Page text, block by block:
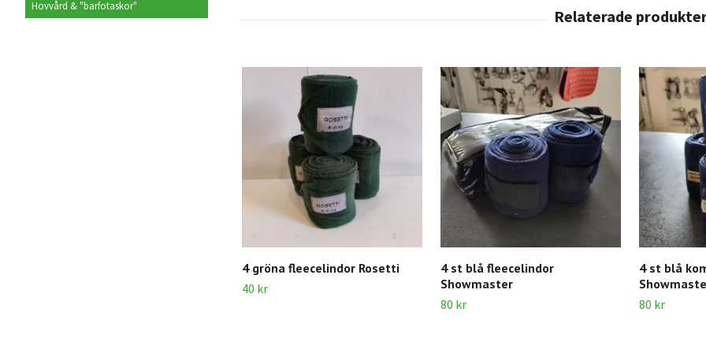
Hovvård & "barfotaskor"
4 gröna fleecelindor Rosetti
40 kr
4 st blå fleecelindor
Showmaster
80 kr
4 st blå
80 kr